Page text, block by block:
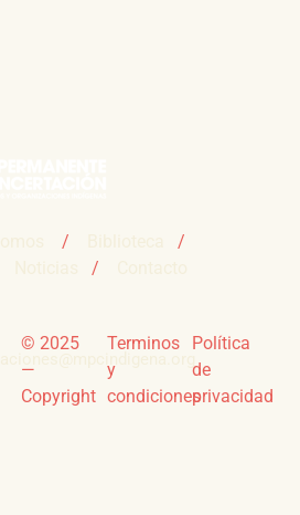
/
/
/
© 2025
—
Copyright
Terminos
y
condiciones
Política
de
privacidad